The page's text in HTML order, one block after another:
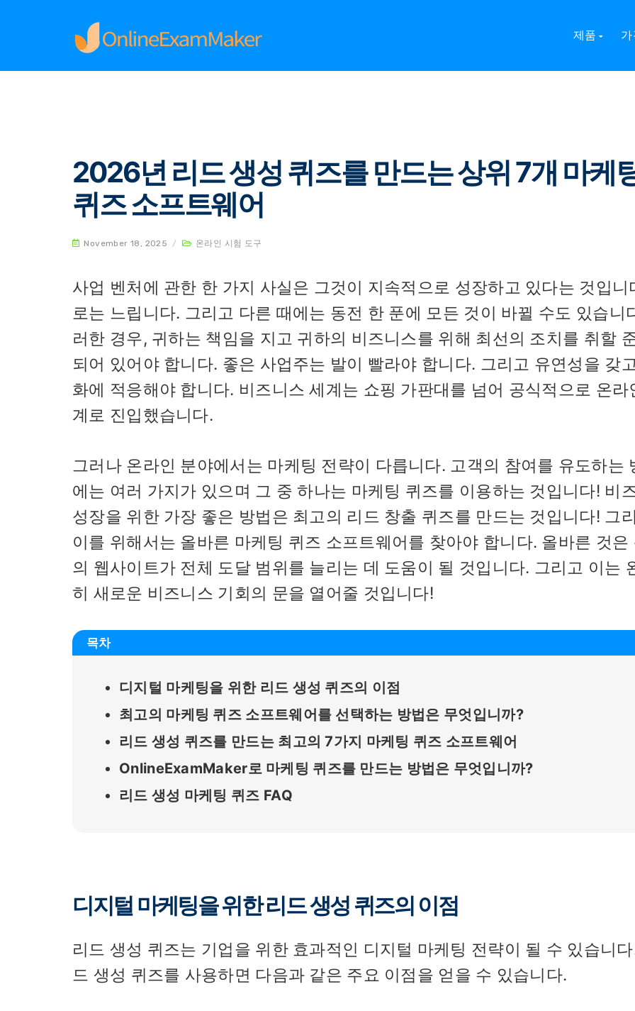
제품 가
Home
2026년 리드 생성 퀴즈를 만드는 상위 7개 마케
퀴즈 소프트웨어
November 18, 2025 / 온라인 시험 도구
사업 벤처에 관한 한 가지 사실은 그것이 지속적으로 성장하고 있다는 것입니
로는 느립니다. 그리고 다른 때에는 동전 한 푼에 모든 것이 바뀔 수도 있습니
러한 경우, 귀하는 책임을 지고 귀하의 비즈니스를 위해 최선의 조치를 취할
되어 있어야 합니다. 좋은 사업주는 발이 빨라야 합니다. 그리고 유연성을 갖
화에 적응해야 합니다. 비즈니스 세계는 쇼핑 가판대를 넘어 공식적으로 온라
계로 진입했습니다.
그러나 온라인 분야에서는 마케팅 전략이 다릅니다. 고객의 참여를 유도하는
에는 여러 가지가 있으며 그 중 하나는 마케팅 퀴즈를 이용하는 것입니다! 비
성장을 위한 가장 좋은 방법은 최고의 리드 창출 퀴즈를 만드는 것입니다! 그
이를 위해서는 올바른 마케팅 퀴즈 소프트웨어를 찾아야 합니다. 올바른 것은
의 웹사이트가 전체 도달 범위를 늘리는 데 도움이 될 것입니다. 그리고 이는
히 새로운 비즈니스 기회의 문을 열어줄 것입니다!
목차
디지털 마케팅을 위한 리드 생성 퀴즈의 이점
최고의 마케팅 퀴즈 소프트웨어를 선택하는 방법은 무엇입니까?
리드 생성 퀴즈를 만드는 최고의 7가지 마케팅 퀴즈 소프트웨어
OnlineExamMaker로 마케팅 퀴즈를 만드는 방법은 무엇입니까?
리드 생성 마케팅 퀴즈 FAQ
디지털 마케팅을 위한 리드 생성 퀴즈의 이점
리드 생성 퀴즈는 기업을 위한 효과적인 디지털 마케팅 전략이 될 수 있습니다
드 생성 퀴즈를 사용하면 다음과 같은 주요 이점을 얻을 수 있습니다.